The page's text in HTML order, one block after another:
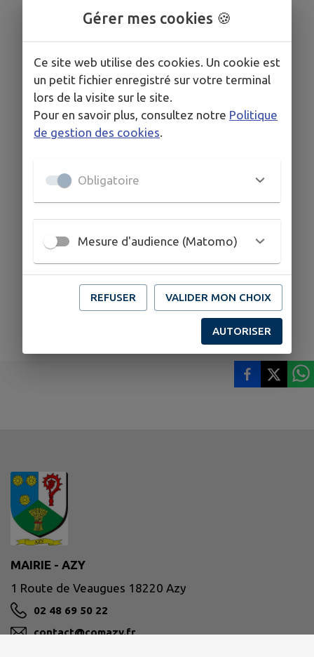
MAIRIE - AZY
1 Route de Veaugues 18220 Azy
02 48 69 50 22
contact@comazy.fr
Gérer mes cookies 🍪
Ce site web utilise des cookies. Un cookie est
un petit fichier enregistré sur votre terminal
lors de la visite sur le site.
Pour en savoir plus, consultez notre Politique
de gestion des cookies
Obligatoire
Mesure d'audience (Matomo)
REFUSER VALIDER MON CHOIX
AUTORISER